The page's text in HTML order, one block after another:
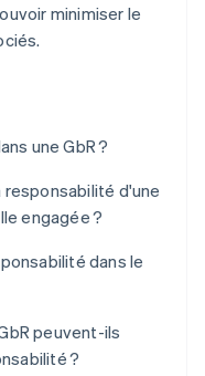
minimiser le
une GbR ?
d'une
engagée ?
dans le
peuvent-ils
?